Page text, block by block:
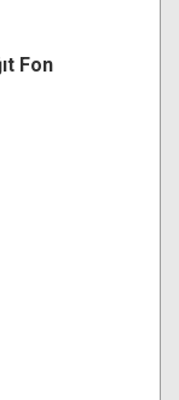
Fon